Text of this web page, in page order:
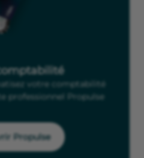
votre comptabilité
professionnel Propulse
Propulse